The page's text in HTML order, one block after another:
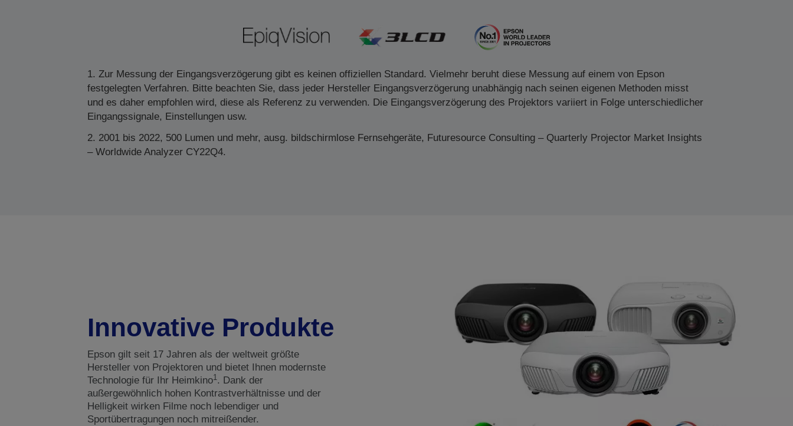
1. Zur Messung der Eingangsverzögerung gibt es keinen offiziellen Standard. Vielmehr beruht diese Messung auf einem von Epson
festgelegten Verfahren. Bitte beachten Sie, dass jeder Hersteller Eingangsverzögerung unabhängig nach seinen eigenen Methoden misst
und es daher empfohlen wird, diese als Referenz zu verwenden. Die Eingangsverzögerung des Projektors variiert in Folge unterschiedlicher
Eingangssignale, Einstellungen usw.
2. 2001 bis 2022, 500 Lumen und mehr, ausg. bildschirmlose Fernsehgeräte, Futuresource Consulting – Quarterly Projector Market Insights
– Worldwide Analyzer CY22Q4.
Innovative Produkte
Epson gilt seit 17 Jahren als der weltweit größte
Hersteller von Projektoren und bietet Ihnen modernste
Technologie für Ihr Heimkino1. Dank der
außergewöhnlich hohen Kontrastverhältnisse und der
Helligkeit wirken Filme noch lebendiger und
Sportübertragungen noch mitreißender.